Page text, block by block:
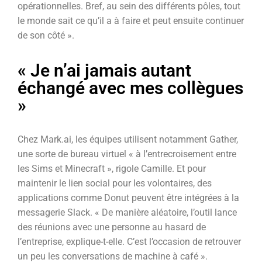
opérationnelles. Bref, au sein des différents pôles, tout
le monde sait ce qu’il a à faire et peut ensuite continuer
de son côté ».
« Je n’ai jamais autant
échangé avec mes collègues
»
Chez Mark.ai, les équipes utilisent notamment Gather,
une sorte de bureau virtuel « à l’entrecroisement entre
les Sims et Minecraft », rigole Camille. Et pour
maintenir le lien social pour les volontaires, des
applications comme Donut peuvent être intégrées à la
messagerie Slack. « De manière aléatoire, l’outil lance
des réunions avec une personne au hasard de
l’entreprise, explique-t-elle. C’est l’occasion de retrouver
un peu les conversations de machine à café ».